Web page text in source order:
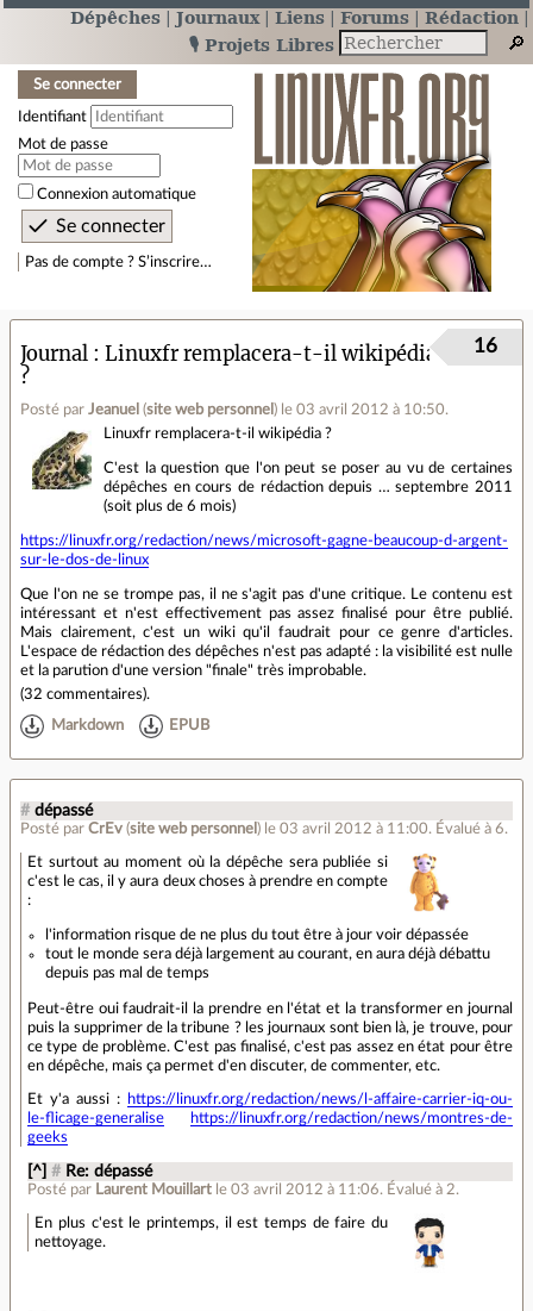
Dépêches Journaux Liens Forums
Rédaction
🎙️ Projets Libres
Se connecter
Identifiant
Mot de passe
Connexion automatique
Pas de compte ? S’inscrire…
Journal
Linuxfr remplacera-t-il wikipédia
?
Posté par Jeanuel (site web personnel ) le 03 avril 2012 à 10:50.
16
Linuxfr remplacera-t-il wikipédia ?
C'est la question que l'on peut se poser au vu de certaines
dépêches en cours de rédaction depuis … septembre 2011
(soit plus de 6 mois)
https://linuxfr.org/redaction/news/microsoft-gagne-beaucoup-d-argent-
sur-le-dos-de-linux
Que l'on ne se trompe pas, il ne s'agit pas d'une critique. Le contenu est
intéressant et n'est effectivement pas assez finalisé pour être publié.
Mais clairement, c'est un wiki qu'il faudrait pour ce genre d'articles.
L'espace de rédaction des dépêches n'est pas adapté : la visibilité est nulle
et la parution d'une version "finale" très improbable.
(32 commentaires).
Markdown EPUB
# dépassé
Posté par CrEv (site web personnel ) le 03 avril 2012 à 11:00. Évalué à 6.
Et surtout au moment où la dépêche sera publiée si
c'est le cas, il y aura deux choses à prendre en compte
:
l'information risque de ne plus du tout être à jour voir dépassée
tout le monde sera déjà largement au courant, en aura déjà débattu
depuis pas mal de temps
Peut-être oui faudrait-il la prendre en l'état et la transformer en journal
puis la supprimer de la tribune ? les journaux sont bien là, je trouve, pour
ce type de problème. C'est pas finalisé, c'est pas assez en état pour être
en dépêche, mais ça permet d'en discuter, de commenter, etc.
Et y'a aussi :
https://linuxfr.org/redaction/news/l-affaire-carrier-iq-ou-
le-flicage-generalise
https://linuxfr.org/redaction/news/montres-de-
geeks
[^] # Re: dépassé
Posté par Laurent Mouillart le 03 avril 2012 à 11:06. Évalué à 2.
En plus c'est le printemps, il est temps de faire du
nettoyage.